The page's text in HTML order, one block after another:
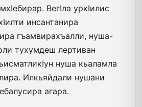
ВегIла уркIилис
инсантанира
гъамвирахъалли, нуша-
тухумдеш лертиван
нуша кьаламла
Илкьяйдали нушани
агара.